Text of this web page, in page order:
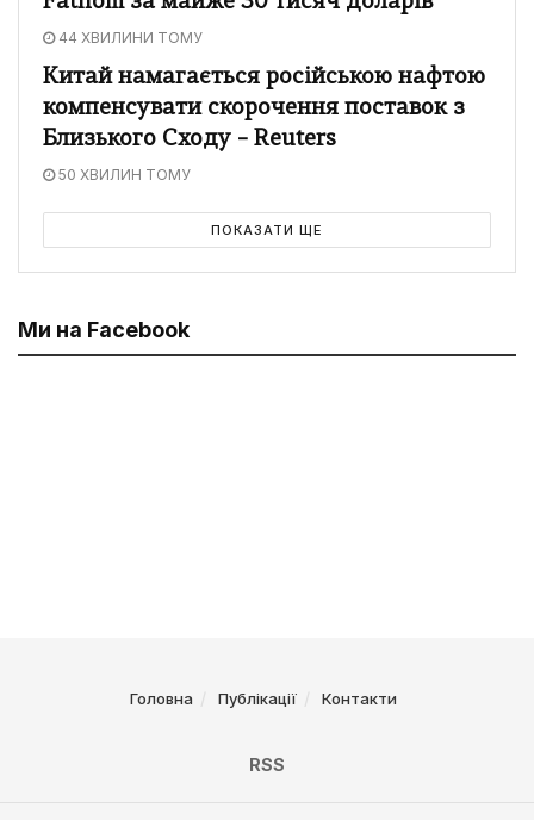
44 ХВИЛИНИ ТОМУ
Китай намагається російською нафтою
компенсувати скорочення поставок з
Близького Сходу – Reuters
50 ХВИЛИН ТОМУ
ПОКАЗАТИ ЩЕ
Ми на Facebook
Головна Публікації Контакти
RSS